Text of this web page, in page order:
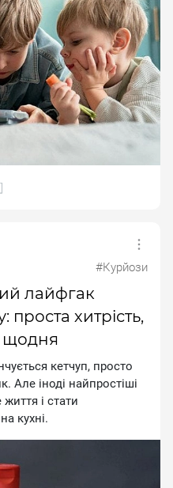
#Курйози
лайфгак
проста хитрість,
щодня
кетчуп, просто
Але іноді найпростіші
і стати
кухні.